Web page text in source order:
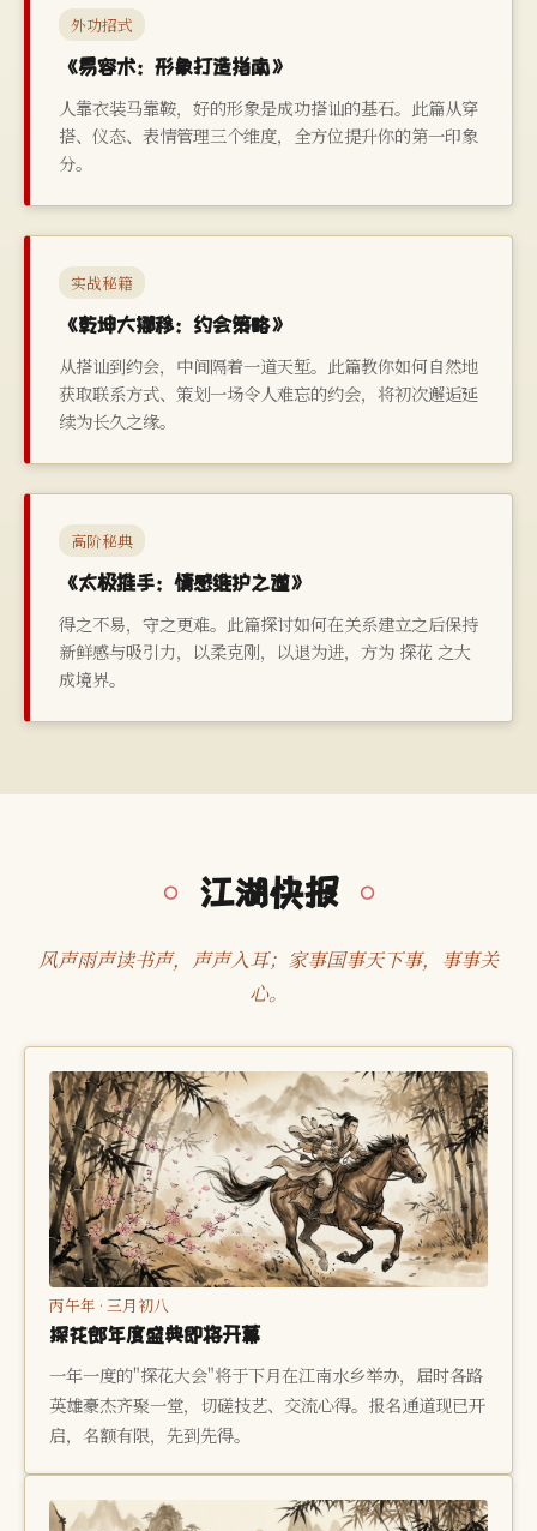
外功招式
《易容术：形象打造指南》
人靠衣装马靠鞍，好的形象是成功搭讪的基石。此篇从穿
搭、仪态、表情管理三个维度，全方位提升你的第一印象
分。
实战秘籍
《乾坤大挪移：约会策略》
从搭讪到约会，中间隔着一道天堑。此篇教你如何自然地
获取联系方式、策划一场令人难忘的约会，将初次邂逅延
续为长久之缘。
高阶秘典
《太极推手：情感维护之道》
得之不易，守之更难。此篇探讨如何在关系建立之后保持
新鲜感与吸引力，以柔克刚，以退为进，方为 探花 之大
成境界。
江湖快报
风声雨声读书声，声声入耳；家事国事天下事，事事关
心。
丙午年 · 三月初八
探花郎年度盛典即将开幕
一年一度的"探花大会"将于下月在江南水乡举办，届时各路
英雄豪杰齐聚一堂，切磋技艺、交流心得。报名通道现已开
启，名额有限，先到先得。